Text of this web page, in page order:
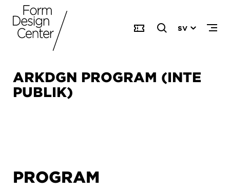
SV
ARKDGN PROGRAM (INTE
PUBLIK)
PROGRAM